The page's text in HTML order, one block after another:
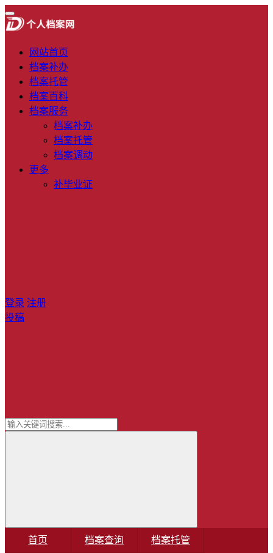
网站首页
档案补办
档案托管
档案百科
档案服务
档案补办
档案托管
档案调动
更多
补毕业证
登录 注册
投稿
首页 档案查询 档案托管